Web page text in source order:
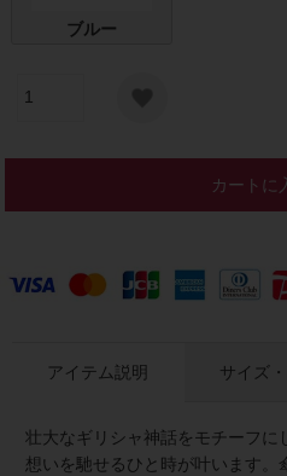
ブルー
カートに
アイテム説明
壮大なギリシャ神話をモチーフに
想いを馳せるひと時が叶います。
サイズ